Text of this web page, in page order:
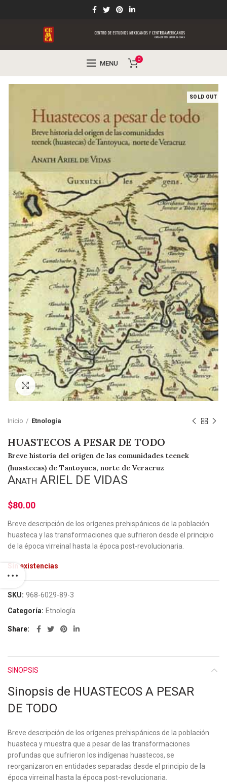
MENU 0
SOLD OUT
Click to enlarge
Inicio Etnología
HUASTECOS A PESAR DE TODO
Breve historia del origen de las comunidades teenek
(huastecas) de Tantoyuca, norte de Veracruz
Anath ARIEL DE VIDAS
$80.00
Breve descripción de los orígenes prehispánicos de la población
huasteca y las transformaciones que sufrieron desde el principio
de la época virreinal hasta la época post-revolucionaria.
Sin existencias
SKU: 968-6029-89-3
Categoría: Etnología
Share
SINOPSIS
Sinopsis de HUASTECOS A PESAR
DE TODO
Breve descripción de los orígenes prehispánicos de la población
huasteca y muestra que a pesar de las transformaciones
profundas que sufrieron los indígenas huastecos, se
reorganizaron en entidades separadas desde el principio de la
época virreinal hasta la época post-revolucionaria.